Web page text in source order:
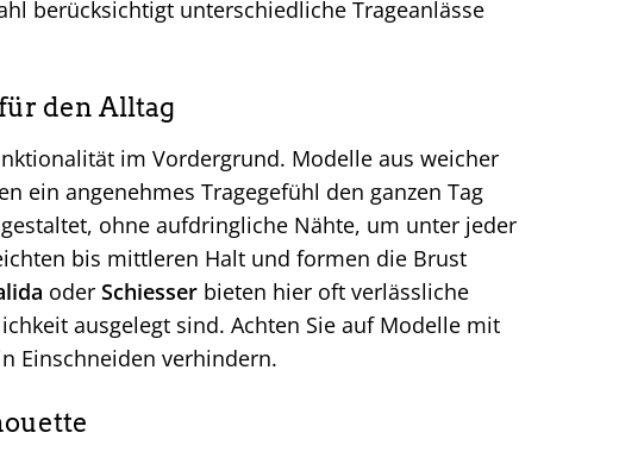
berücksichtigt unterschiedliche Trageanlässe
den Alltag
im Vordergrund. Modelle aus weicher
ein angenehmes Tragegefühl den ganzen Tag
ohne aufdringliche Nähte, um unter jeder
bis mittleren Halt und formen die Brust
oder Schiesserbieten hier oft verlässliche
ausgelegt sind. Achten Sie auf Modelle mit
Einschneiden verhindern.